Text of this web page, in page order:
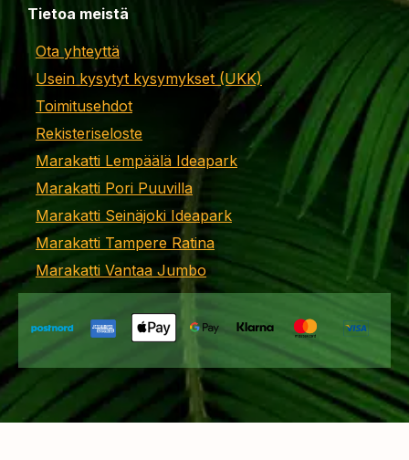
Tietoa meistä
Ota yhteyttä
Usein kysytyt kysymykset (UKK)
Toimitusehdot
Rekisteriseloste
Marakatti Lempäälä Ideapark
Marakatti Pori Puuvilla
Marakatti Seinäjoki Ideapark
Marakatti Tampere Ratina
Marakatti Vantaa Jumbo